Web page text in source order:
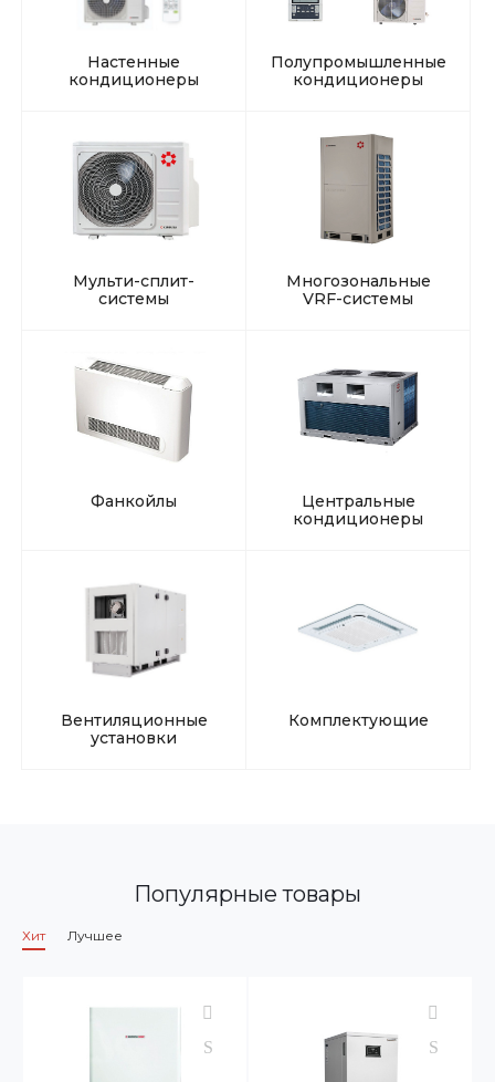
Настенные
кондиционеры
Полупромышленные
кондиционеры
Мульти-сплит-
системы
Многозональные
VRF-системы
Фанкойлы
Центральные
кондиционеры
Вентиляционные
установки
Комплектующие
Популярные товары
Хит Лучшее